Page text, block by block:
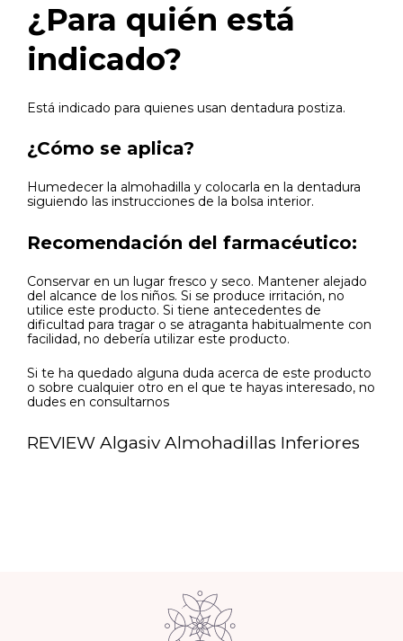
¿Para quién está
indicado?
Está indicado para quienes usan dentadura postiza.
¿Cómo se aplica?
Humedecer la almohadilla y colocarla en la dentadura
siguiendo las instrucciones de la bolsa interior.
Recomendación del farmacéutico:
Conservar en un lugar fresco y seco. Mantener alejado
del alcance de los niños. Si se produce irritación, no
utilice este producto. Si tiene antecedentes de
dificultad para tragar o se atraganta habitualmente con
facilidad, no debería utilizar este producto.
Si te ha quedado alguna duda acerca de este producto
o sobre cualquier otro en el que te hayas interesado, no
dudes en consultarnos
REVIEW Algasiv Almohadillas Inferiores